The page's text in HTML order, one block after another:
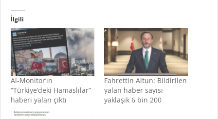
İlgili
Al-Monitor’ın
“Türkiye’deki Hamaslılar”
haberi yalan çıktı
Fahrettin Altun: Bildirilen
yalan haber sayısı
yaklaşık 6 bin 200